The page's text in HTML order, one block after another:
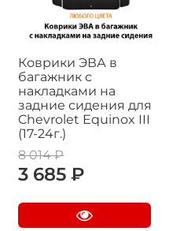
Коврики ЭВА в
багажник с
накладками на
задние сидения для
Chevrolet Equinox III
(17-24г.)
8 014 ₽
3 685 ₽